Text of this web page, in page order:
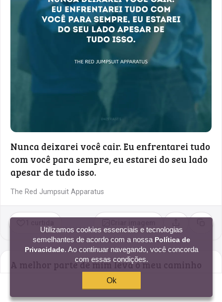
Nunca deixarei você cair. Eu enfrentarei tudo
com você para sempre, eu estarei do seu lado
apesar de tudo isso.
The Red Jumpsuit Apparatus
Compartilhar
Copiar
A melhor parte de mim leva o meu caminho
até você. Isso é o que me deixa mais forte, me
faz tão bem que perco o medo.
Utilizamos cookies essenciais e tecnologias
semelhantes de acordo com a nossa Política de
Privacidade. Ao continuar navegando, você concorda
com essas condições.
Ok